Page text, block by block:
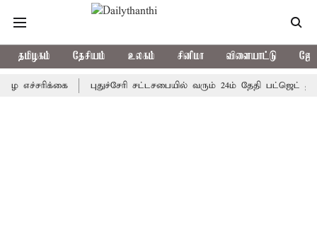
தமிழகம் தேசியம் உலகம் சினிமா விளையாட்டு
புதுச்சேரி சட்டசபையில் வரும் 24ம் தேதி பட்ஜெட் தாக்கல்